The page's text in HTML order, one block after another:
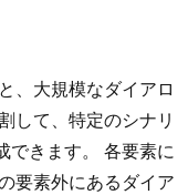
、大規模なダイアロ
して、特定のシナリ
できます。 各要素に
要素外にあるダイア